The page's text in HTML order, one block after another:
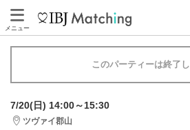
メニュー
このパーティーは終了
7/20(日) 14:00～15:30
ツヴァイ郡山